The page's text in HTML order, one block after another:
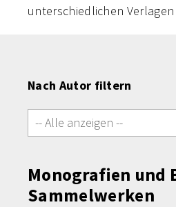
unterschiedlichen
Nach Autor filtern
Monografien und
Sammelwerken